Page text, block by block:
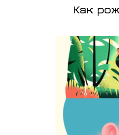
Как